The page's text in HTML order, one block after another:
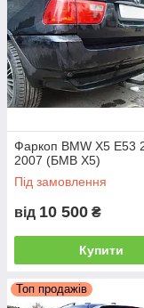
Більш
Фаркоп BMW X5 E53
2007 (БМВ Х5)
Під замовлення
від 10 500 ₴
Купити
Топ продажів